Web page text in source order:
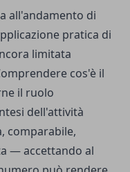
all'andamento di
pratica di
limitata
cos'è il
il ruolo
dell'attività
comparabile,
— accettando al